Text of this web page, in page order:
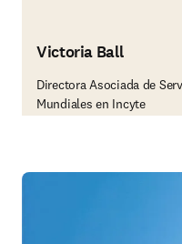
Victoria Ball
Directora Asociada de
Mundiales en Incyte